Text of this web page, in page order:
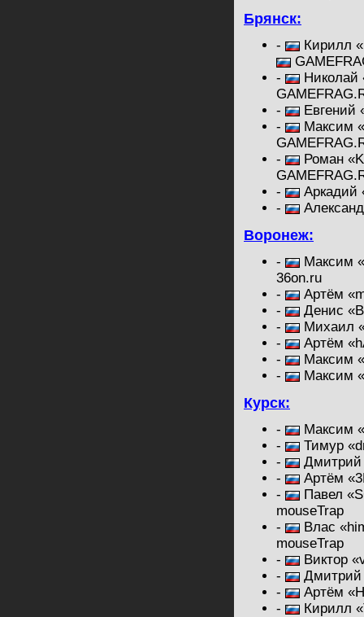
Брянск:
-
Кирилл
-
Николай
-
Евгений
-
Максим
-
Роман
-
Аркадий
-
Воронеж:
-
Максим
36on.ru
-
Артём
-
Денис
-
Михаил
-
Артём
-
Максим
-
Максим
Курск:
-
Максим
-
Тимур
-
-
Артём
-
Павел
mouseTrap
-
Влас
mouseTrap
-
Виктор
-
-
Артём
-
Кирилл